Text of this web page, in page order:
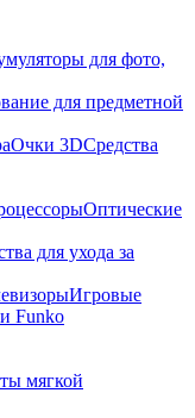
для фото,
для предметной
Очки 3DСредства
Оптические
для ухода за
Игровые
Funko
мягкой